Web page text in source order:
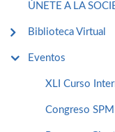
ÚNETE A LA
Biblioteca Virtual
Eventos
XLI Curso
Congreso